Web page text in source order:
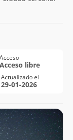
Acceso
Acceso libre
Actualizado el
29-01-2026